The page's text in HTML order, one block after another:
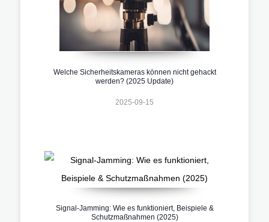
Welche Sicherheitskameras können nicht gehackt
werden? (2025 Update)
2025-09-15
Signal-Jamming: Wie es funktioniert, Beispiele &
Schutzmaßnahmen (2025)